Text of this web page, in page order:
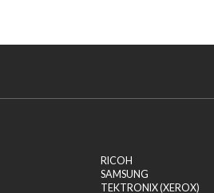
RICOH
SAMSUNG
TEKTRONIX (XEROX)